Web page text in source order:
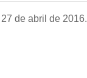
de abril de 2016.